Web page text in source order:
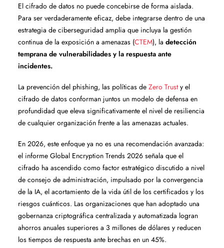
El cifrado de datos no puede concebirse de forma aislada.
Para ser verdaderamente eficaz, debe integrarse dentro de una
estrategia de ciberseguridad amplia que incluya la gestión
continua de la exposición a amenazas (CTEM), la detección
temprana de vulnerabilidades y la respuesta ante
incidentes.
La prevención del phishing, las políticas de Zero Trusty el
cifrado de datos conforman juntos un modelo de defensa en
profundidad que eleva significativamente el nivel de resiliencia
de cualquier organización frente a las amenazas actuales.
En 2026, este enfoque ya no es una recomendación avanzada:
el informe Global Encryption Trends 2026 señala que el
cifrado ha ascendido como factor estratégico discutido a nivel
de consejo de administración, impulsado por la convergencia
de la IA, el acortamiento de la vida útil de los certificados y los
riesgos cuánticos. Las organizaciones que han adoptado una
gobernanza criptográfica centralizada y automatizada logran
ahorros anuales superiores a 3 millones de dólares y reducen
los tiempos de respuesta ante brechas en un 45%.